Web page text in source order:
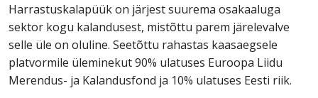
Harrastuskalapüük on järjest suurema osakaaluga
sektor kogu kalandusest, mistõttu parem järelevalve
selle üle on oluline. Seetõttu rahastas kaasaegsele
platvormile üleminekut 90% ulatuses Euroopa Liidu
Merendus- ja Kalandusfond ja 10% ulatuses Eesti riik.